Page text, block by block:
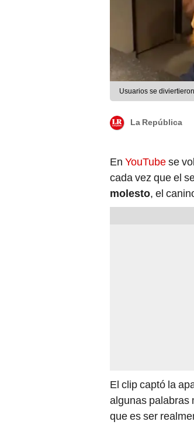
Usuarios se
La República
En YouTubese
cada vez que el
molesto, el
El clip captó la
algunas palabras
que es ser